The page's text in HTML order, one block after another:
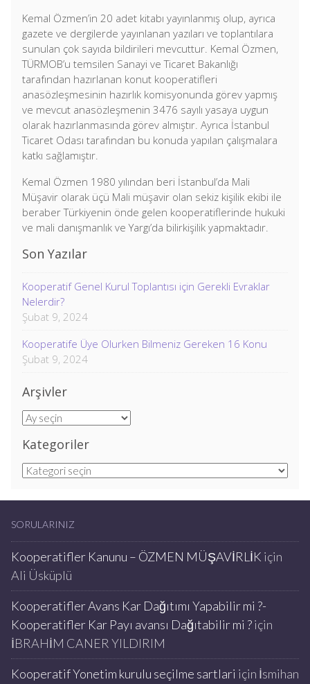
Kemal Özmen’in 20 adet kitabı yayınlanmış olup, ayrıca
gazete ve dergilerde yayınlanan yazıları ve toplantılara
sunulan çok sayıda bildirileri mevcuttur. Kemal Özmen,
TÜRMOB’u temsilen Sanayi ve Ticaret Bakanlığı
tarafından hazırlanan konut kooperatifleri
anasözleşmesinin hazırlık komisyonunda görev yapmış
ve mevcut anasözleşmenin 3476 sayılı yasaya uygun
olarak hazırlanmasında görev almıştır. Ayrıca İstanbul
Ticaret Odası tarafından bu konuda yapılan çalışmalara
katkı sağlamıştır.
Kemal Özmen 1980 yılından beri İstanbul’da Mali
Müşavir olarak üçü Mali müşavir olan sekiz kişilik ekibi ile
beraber Türkiyenin önde gelen kooperatiflerinde hukuki
ve mali danışmanlık ve Yargı’da bilirkişilik yapmaktadır.
Son Yazılar
Kooperatif Genel Kurul Toplantısı için Gerekli Evraklar
Nelerdir?
Şubat 9, 2024
Kooperatife Üye Olurken Bilmeniz Gereken 16 Konu
Şubat 9, 2024
Arşivler
Arşivler
Kategoriler
Kategoriler
SORULARINIZ
Kooperatifler Kanunu – ÖZMEN MÜŞAVİRLİK için
Ali Üsküplü
Kooperatifler Avans Kar Dağıtımı Yapabilir mi ?-
Kooperatifler Kar Payı avansı Dağıtabilir mi ?için
İBRAHİM CANER YILDIRIM
Kooperatif Yonetim kurulu seçilme sartlari için İsmihan